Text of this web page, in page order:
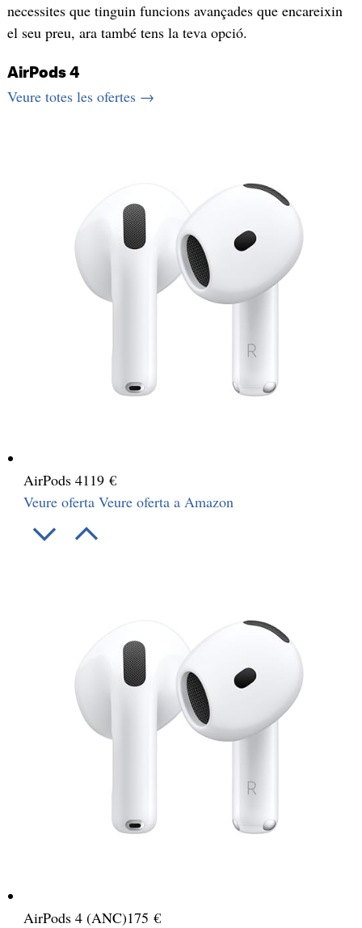
necessites que tinguin funcions avançades que encareixin
el seu preu, ara també tens la teva opció.
AirPods 4
Veure totes les ofertes →
AirPods 4119 €
Veure oferta Veure oferta a Amazon
AirPods 4 (ANC)175 €